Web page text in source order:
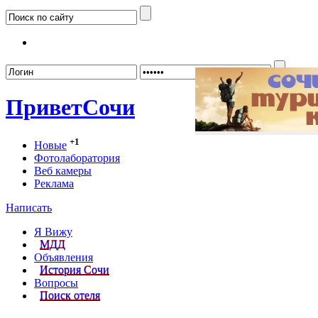
ПриветСочи
Новые +1
Фотолаборатория
Веб камеры
Реклама
Написать
Я Вижу
МДД
Объявления
История Сочи
Вопросы
Поиск отеля